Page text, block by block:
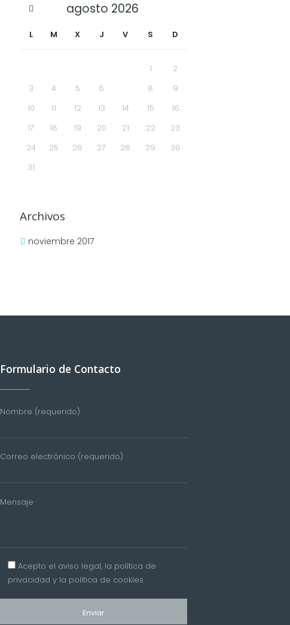
agosto 2026
L M X J V S D
1
2
3
4 5 6 8
9
10
11 12 13 14 15
16
17
18 19 20 21 22
23
24
25 26 27 28 29
30
31
Archivos
noviembre 2017
Formulario de Contacto
Nombre (requerido)
Correo electrónico (requerido)
Mensaje
Acepto el aviso legal, la política de
privacidad y la política de cookies.